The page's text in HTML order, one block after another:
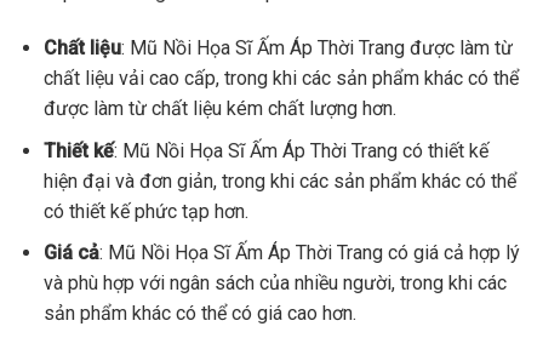
Chất liệu: Mũ Nồi Họa Sĩ Ấm Áp Thời Trang được làm từ
chất liệu vải cao cấp, trong khi các sản phẩm khác có thể
được làm từ chất liệu kém chất lượng hơn.
Thiết kế: Mũ Nồi Họa Sĩ Ấm Áp Thời Trang có thiết kế
hiện đại và đơn giản, trong khi các sản phẩm khác có thể
có thiết kế phức tạp hơn.
Giá cả: Mũ Nồi Họa Sĩ Ấm Áp Thời Trang có giá cả hợp lý
và phù hợp với ngân sách của nhiều người, trong khi các
sản phẩm khác có thể có giá cao hơn.